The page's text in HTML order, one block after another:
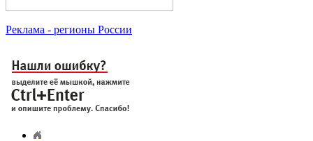
Реклама - регионы России